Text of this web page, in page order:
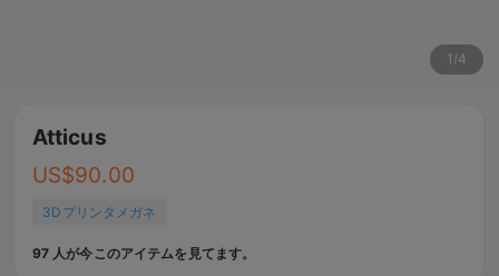
1 /4
Atticus
US$90.00
3Dプリンタメガネ
97 人が今このアイテムを見てます。